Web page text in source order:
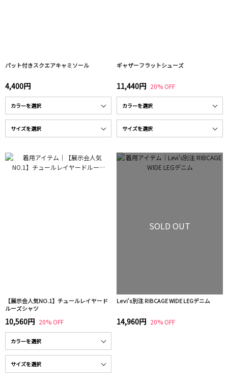
パット付きスクエアキャミソール
4,400円
ギャザーフラットシューズ
11,440円 20% OFF
【展示会人気NO.1】チュールレイヤード
ルーズシャツ
10,560円 20% OFF
SOLD OUT
Levi's別注 RIBCAGE WIDE LEGデニム
14,960円 20% OFF